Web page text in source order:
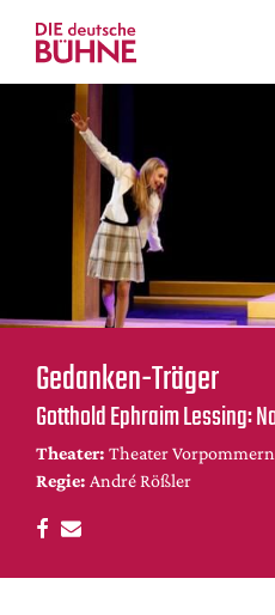
Kritiken
Schauspiel
Musiktheater
Tanz
Crossover
Bühnenwelt
Festivals &
Menschen & Theater
Themen
Internationales
Nachrufe
DdB-map
Gedanken-Träger
Gotthold Ephraim Lessing:
Theater: Theater Vorpommern
Regie: André Rößler